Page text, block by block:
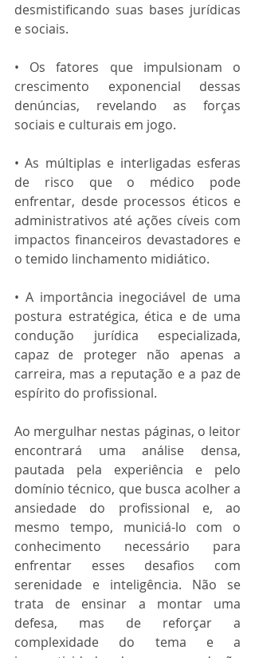
desmistificando suas bases jurídicas
e sociais.
• Os fatores que impulsionam o
crescimento exponencial dessas
denúncias, revelando as forças
sociais e culturais em jogo.
• As múltiplas e interligadas esferas
de risco que o médico pode
enfrentar, desde processos éticos e
administrativos até ações cíveis com
impactos financeiros devastadores e
o temido linchamento midiático.
• A importância inegociável de uma
postura estratégica, ética e de uma
condução jurídica especializada,
capaz de proteger não apenas a
carreira, mas a reputação e a paz de
espírito do profissional.
Ao mergulhar nestas páginas, o leitor
encontrará uma análise densa,
pautada pela experiência e pelo
domínio técnico, que busca acolher a
ansiedade do profissional e, ao
mesmo tempo, municiá-lo com o
conhecimento necessário para
enfrentar esses desafios com
serenidade e inteligência. Não se
trata de ensinar a montar uma
defesa, mas de reforçar a
complexidade do tema e a